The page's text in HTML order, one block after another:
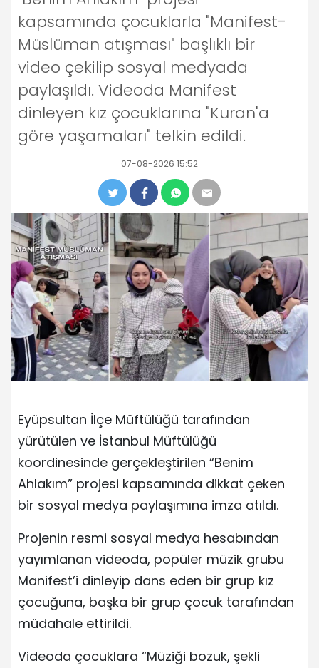
kapsamında çocuklarla "Manifest-
Müslüman atışması" başlıklı bir
video çekilip sosyal medyada
paylaşıldı. Videoda Manifest
dinleyen kız çocuklarına "Kuran'a
göre yaşamaları" telkin edildi.
07-08-2026 15:52
Eyüpsultan İlçe Müftülüğü tarafından
yürütülen ve İstanbul Müftülüğü
koordinesinde gerçekleştirilen “Benim
Ahlakım” projesi kapsamında dikkat çeken
bir sosyal medya paylaşımına imza atıldı.
Projenin resmi sosyal medya hesabından
yayımlanan videoda, popüler müzik grubu
Manifest’i dinleyip dans eden bir grup kız
çocuğuna, başka bir grup çocuk tarafından
müdahale ettirildi.
Videoda çocuklara “Müziği bozuk, şekli